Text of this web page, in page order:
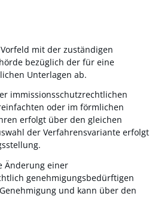
mit der zuständigen
bezüglich der für eine
Unterlagen ab.
immissionsschutzrechtlichen
oder im förmlichen
erfolgt über den gleichen
der Verfahrensvariante erfolgt
Änderung einer
genehmigungsbedürftigen
und kann über den